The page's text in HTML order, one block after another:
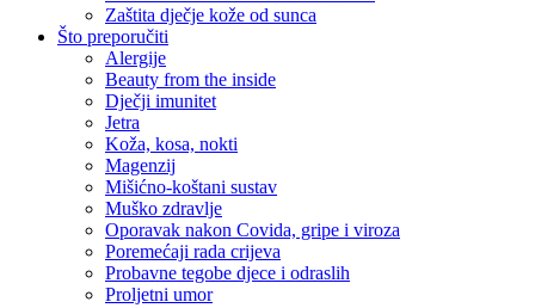
Zaštita dječje kože od sunca
Što preporučiti
Alergije
Beauty from the inside
Dječji imunitet
Jetra
Koža, kosa, nokti
Magenzij
Mišićno-koštani sustav
Muško zdravlje
Oporavak nakon Covida, gripe i viroza
Poremećaji rada crijeva
Probavne tegobe djece i odraslih
Proljetni umor